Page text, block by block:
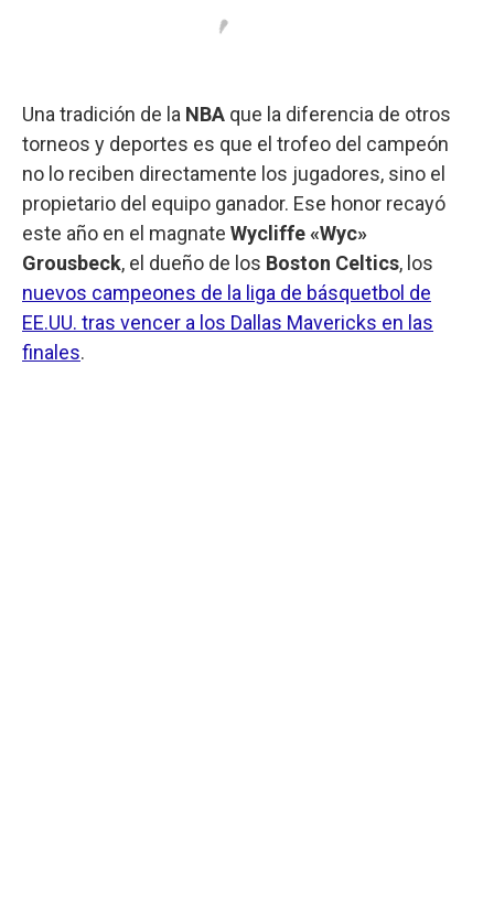
Una tradición de la NBA que la diferencia de otros
torneos y deportes es que el trofeo del campeón
no lo reciben directamente los jugadores, sino el
propietario del equipo ganador. Ese honor recayó
este año en el magnate Wycliffe «Wyc»
Grousbeck, el dueño de los Boston Celtics, los
nuevos campeones de la liga de básquetbol de
EE.UU. tras vencer a los Dallas Mavericks en las
finales.